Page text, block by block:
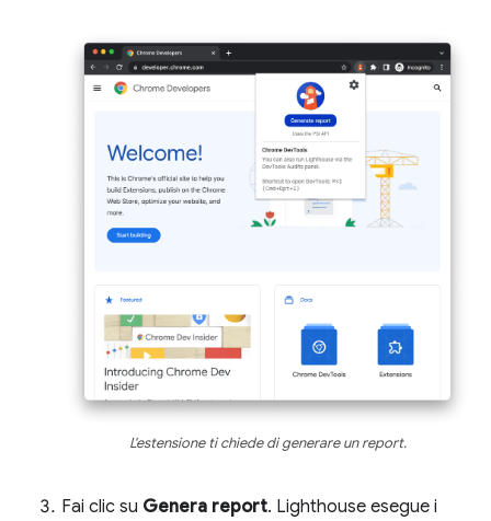
L'estensione ti chiede di generare un report.
Fai clic su Genera report. Lighthouse esegue i